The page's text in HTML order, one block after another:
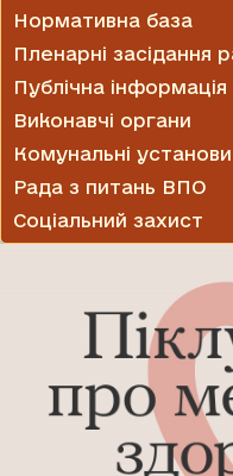
Нормативна база
Пленарні засідання
Публічна інформація
Виконавчі органи
Комунальні
Рада з питань ВПО
Соціальний захист